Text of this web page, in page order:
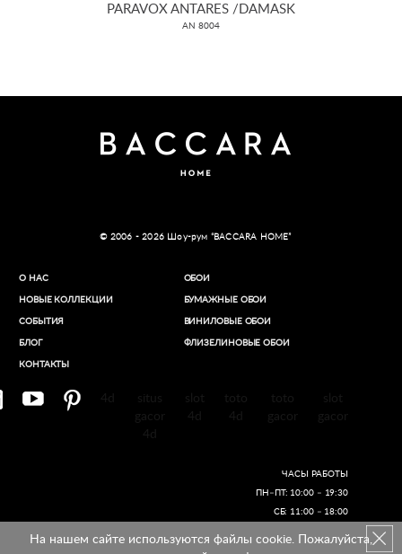
PARAVOX ANTARES /DAMASK
AN 8004
© 2006 - 2026 Шоу-рум “BACCARA HOME”
О НАС
НОВЫЕ КОЛЛЕКЦИИ
СОБЫТИЯ
БЛОГ
КОНТАКТЫ
ОБОИ
БУМАЖНЫЕ ОБОИ
ВИНИЛОВЫЕ ОБОИ​
ФЛИЗЕЛИНОВЫЕ ОБОИ
ЧАСЫ РАБОТЫ
ПН–ПТ: 10:00 – 19:30
СБ: 11:00 – 18:00
Создание сайтов
На нашем сайте используются файлы cookie. Пожалуйста,